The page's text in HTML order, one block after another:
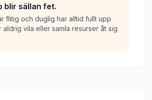
blir sällan fet.
flitig och duglig har alltid fullt upp
aldrig vila eller samla resurser åt sig